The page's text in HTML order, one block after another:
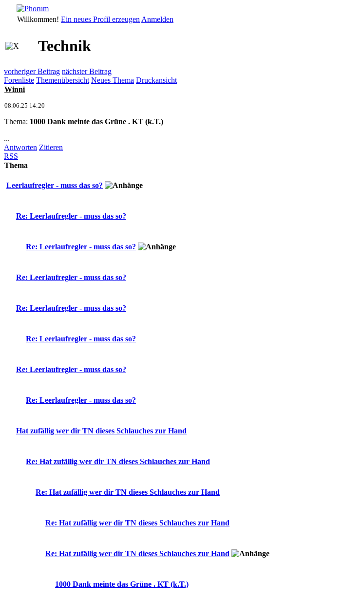
Willkommen! Ein neues Profil erzeugen Anmelden
Technik
vorheriger Beitrag nächster Beitrag
Forenliste Themenübersicht Neues Thema Druckansicht
Winni
08.06.25 14:20
Thema: 1000 Dank meinte das Grüne . KT (k.T.)
...
Antworten Zitieren
RSS
Thema
Leerlaufregler - muss das so?
Re: Leerlaufregler - muss das so?
Re: Leerlaufregler - muss das so?
Re: Leerlaufregler - muss das so?
Re: Leerlaufregler - muss das so?
Re: Leerlaufregler - muss das so?
Re: Leerlaufregler - muss das so?
Re: Leerlaufregler - muss das so?
Hat zufällig wer dir TN dieses Schlauches zur Hand
Re: Hat zufällig wer dir TN dieses Schlauches zur Hand
Re: Hat zufällig wer dir TN dieses Schlauches zur Hand
Re: Hat zufällig wer dir TN dieses Schlauches zur Hand
Re: Hat zufällig wer dir TN dieses Schlauches zur Hand
1000 Dank meinte das Grüne . KT (k.T.)